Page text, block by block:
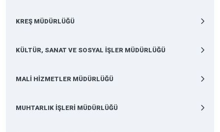
KREŞ MÜDÜRLÜĞÜ
KÜLTÜR, SANAT VE SOSYAL İŞLER MÜDÜRLÜĞÜ
MALİ HİZMETLER MÜDÜRLÜĞÜ
MUHTARLIK İŞLERİ MÜDÜRLÜĞÜ